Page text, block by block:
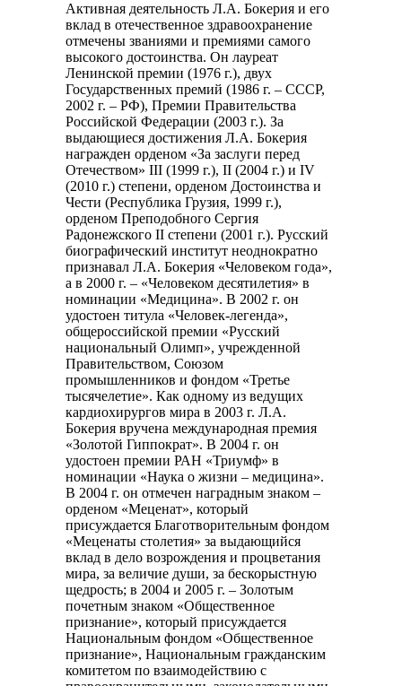
Активная деятельность Л.А. Бокерия и его
вклад в отечественное здравоохранение
отмечены званиями и премиями самого
высокого достоинства. Он лауреат
Ленинской премии (1976 г.), двух
Государственных премий (1986 г. – СССР,
2002 г. – РФ), Премии Правительства
Российской Федерации (2003 г.). За
выдающиеся достижения Л.А. Бокерия
награжден орденом «За заслуги перед
Отечеством» III (1999 г.), II (2004 г.) и IV
(2010 г.) степени, орденом Достоинства и
Чести (Республика Грузия, 1999 г.),
орденом Преподобного Сергия
Радонежского II степени (2001 г.). Русский
биографический институт неоднократно
признавал Л.А. Бокерия «Человеком года»,
а в 2000 г. – «Человеком десятилетия» в
номинации «Медицина». В 2002 г. он
удостоен титула «Человек-легенда»,
общероссийской премии «Русский
национальный Олимп», учрежденной
Правительством, Союзом
промышленников и фондом «Третье
тысячелетие». Как одному из ведущих
кардиохирургов мира в 2003 г. Л.А.
Бокерия вручена международная премия
«Золотой Гиппократ». В 2004 г. он
удостоен премии РАН «Триумф» в
номинации «Наука о жизни – медицина».
В 2004 г. он отмечен наградным знаком –
орденом «Меценат», который
присуждается Благотворительным фондом
«Меценаты столетия» за выдающийся
вклад в дело возрождения и процветания
мира, за величие души, за бескорыстную
щедрость; в 2004 и 2005 г. – Золотым
почетным знаком «Общественное
признание», который присуждается
Национальным фондом «Общественное
признание», Национальным гражданским
комитетом по взаимодействию с